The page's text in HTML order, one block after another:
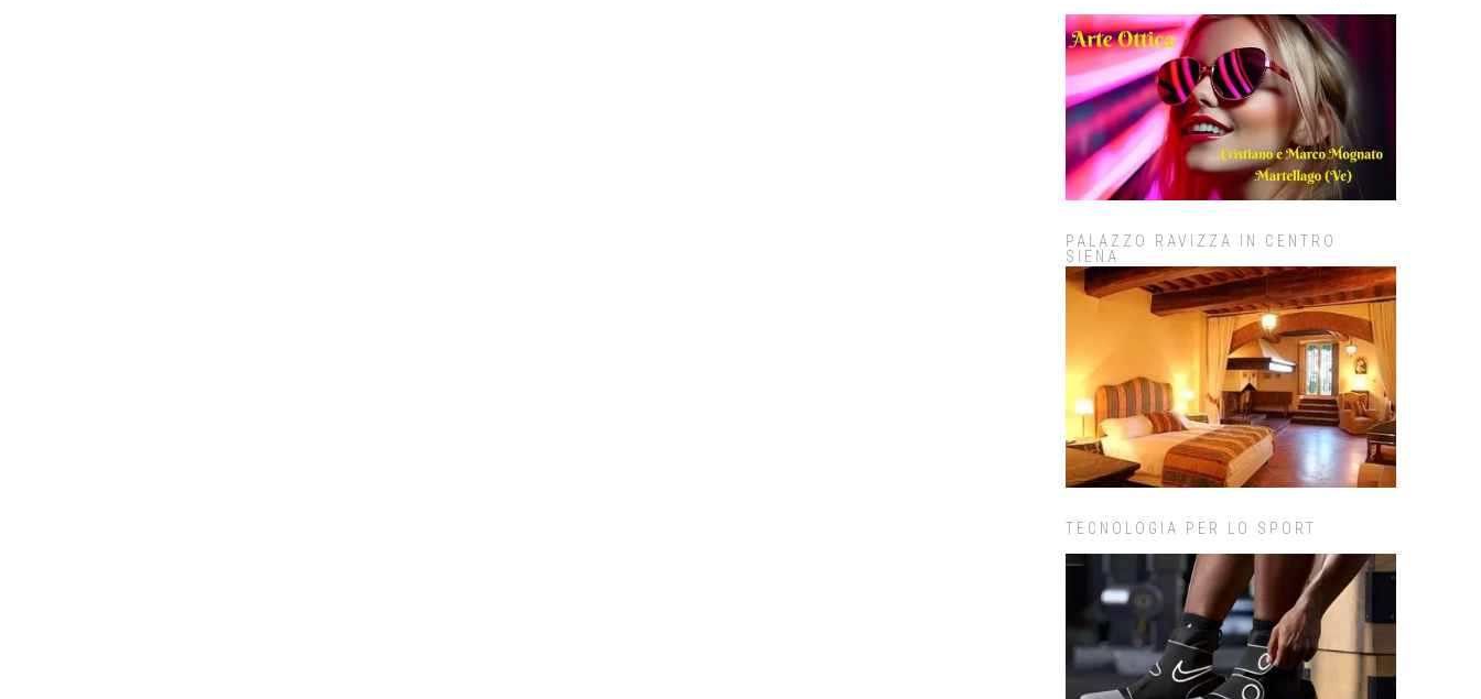
PALAZZO RAVIZZA IN CENTRO
SIENA
TECNOLOGIA PER LO SPORT